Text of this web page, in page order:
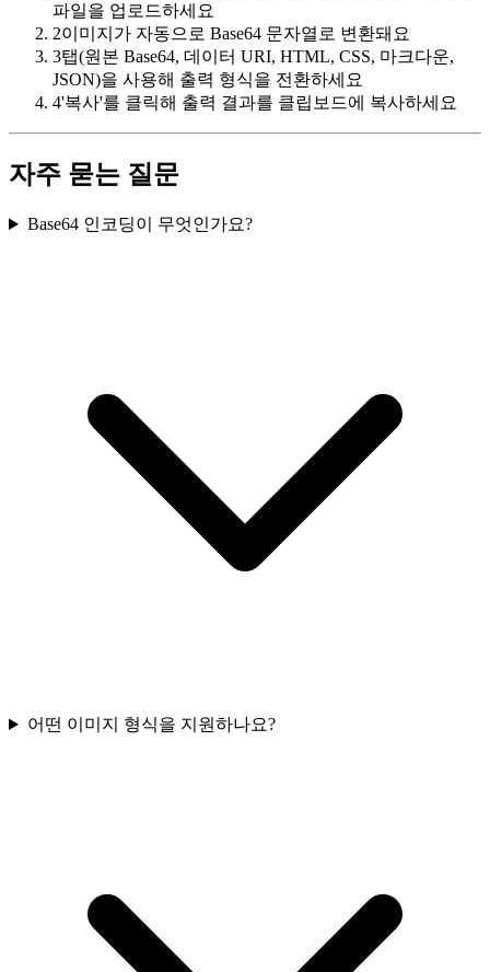
파일을 업로드하세요
2이미지가 자동으로 Base64 문자열로 변환돼요
3탭(원본 Base64, 데이터 URI, HTML, CSS, 마크다운,
JSON)을 사용해 출력 형식을 전환하세요
4'복사'를 클릭해 출력 결과를 클립보드에 복사하세요
자주 묻는 질문
Base64 인코딩이 무엇인가요?
어떤 이미지 형식을 지원하나요?